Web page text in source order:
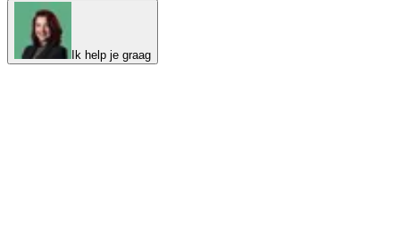
Ik help je graag